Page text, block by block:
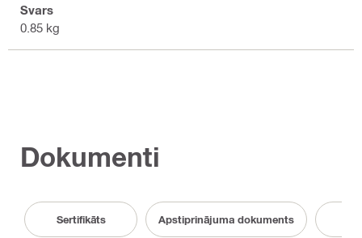
Svars
0.85 kg
Dokumenti
Sertifikāts Apstiprinājuma dokuments